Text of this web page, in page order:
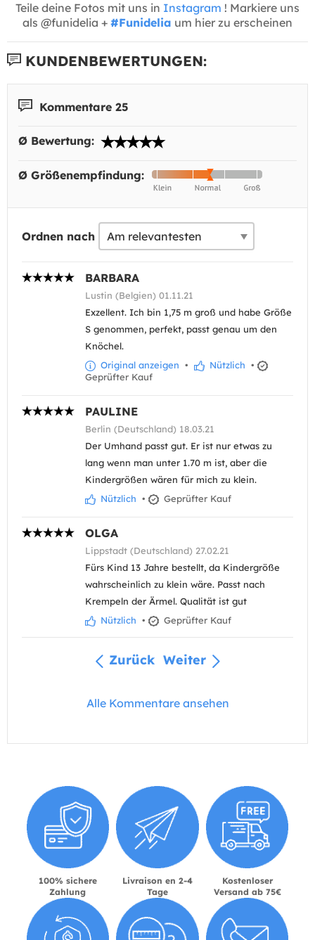
Teile deine Fotos mit uns in Instagram ! Markiere uns
als @funidelia + #Funidelia um hier zu erscheinen
KUNDENBEWERTUNGEN:
Kommentare 25
Ø Bewertung:
Ø Größenempfindung:
Ordnen nach
BARBARA
Lustin (Belgien) 01.11.21
Exzellent. Ich bin 1,75 m groß und habe Größe
S genommen, perfekt, passt genau um den
Knöchel.
Original anzeigen • Nützlich •
Geprüfter Kauf
PAULINE
Berlin (Deutschland) 18.03.21
Der Umhand passt gut. Er ist nur etwas zu
lang wenn man unter 1.70 m ist, aber die
Kindergrößen wären für mich zu klein.
Nützlich • Geprüfter Kauf
OLGA
Lippstadt (Deutschland) 27.02.21
Fürs Kind 13 Jahre bestellt, da Kindergröße
wahrscheinlich zu klein wäre. Passt nach
Krempeln der Ärmel. Qualität ist gut
Nützlich • Geprüfter Kauf
Zurück Weiter
Alle Kommentare ansehen
100% sichere
Zahlung
Livraison en 2-4
Tage
Kostenloser
Versand ab 75€